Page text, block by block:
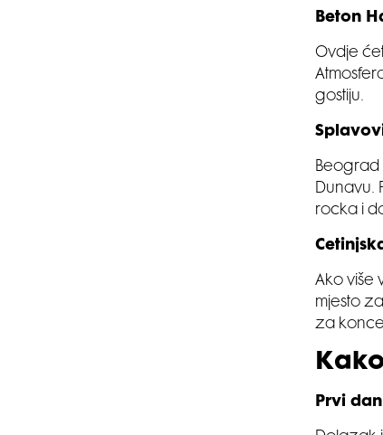
Beton
Ovdje
gostiju.
Beograd
Dunavu.
rocka i
Ako više
mjesto
za
Prvi dan